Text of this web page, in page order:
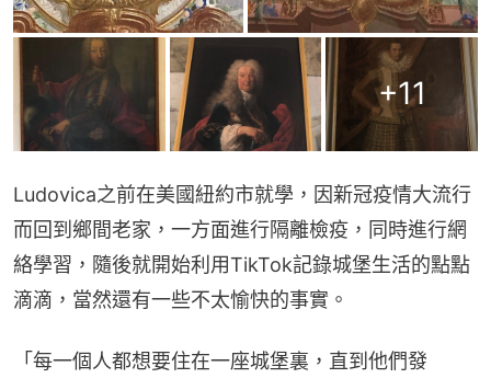
+11
Ludovica之前在美國紐約市就學，因新冠疫情大流行
而回到鄉間老家，一方面進行隔離檢疫，同時進行網
絡學習，隨後就開始利用TikTok記錄城堡生活的點點
滴滴，當然還有一些不太愉快的事實。
「每一個人都想要住在一座城堡裏，直到他們發